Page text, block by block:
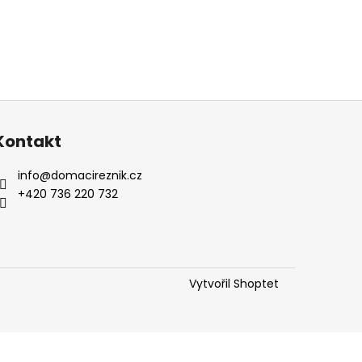
info@domacireznik.cz
+420 736 220 732
Vytvořil Shoptet